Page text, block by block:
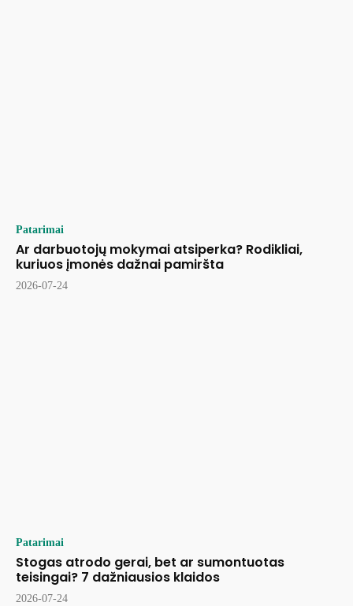
Patarimai
Ar darbuotojų mokymai atsiperka? Rodikliai,
kuriuos įmonės dažnai pamiršta
2026-07-24
Patarimai
Stogas atrodo gerai, bet ar sumontuotas
teisingai? 7 dažniausios klaidos
2026-07-24